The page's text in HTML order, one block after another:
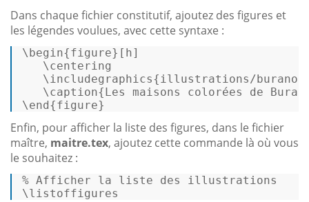
Dans chaque fichier constitutif, ajoutez des figures et
les légendes voulues, avec cette syntaxe :
\begin{figure} [h]
\centering
\includegraphics{illustrations/burano
\caption{Les maisons colorées de
\end{figure}
Enfin, pour afficher la liste des figures, dans le fichier
maître, maitre.tex, ajoutez cette commande là où vous
le souhaitez :
% Afficher la liste des illustrations
\listoffigures